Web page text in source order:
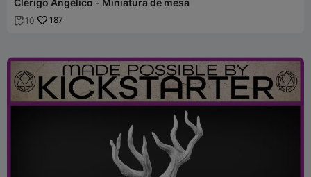
Clérigo Angélico - Miniatura de mesa
 10 187